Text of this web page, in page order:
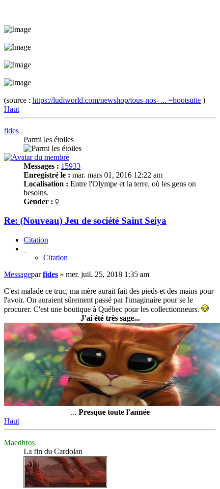
(source : https://ludiworld.com/newshop/tous-nos- ... =hootsuite )
Haut
fides
Parmi les étoiles
Messages : 15933
Enregistré le : mar. mars 01, 2016 12:22 am
Localisation : Entre l'Olympe et la terre, où les gens on
besoins.
Gender :
Re: (Nouveau) Jeu de société Saint Seiya
Citation
Citation
Messageparfides » mer. juil. 25, 2018 1:35 am
C'est malade ce truc, ma mère aurait fait des pieds et des mains pour
l'avoir. On auraient sûrement passé par l'imaginaire pour se le
procurer. C'est une boutique à Québec pour les collectionneurs.
J'ai été très sage...
... Presque toute l'année
Haut
Maedhros
La fin du Cardolan